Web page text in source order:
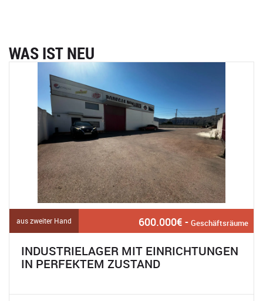
WAS IST NEU
aus zweiter Hand 600.000€ -Geschäftsräume
INDUSTRIELAGER MIT EINRICHTUNGEN
IN PERFEKTEM ZUSTAND